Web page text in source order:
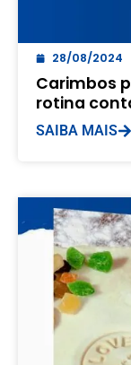
28/08/2024
Carimbos
rotina
SAIBA MAIS